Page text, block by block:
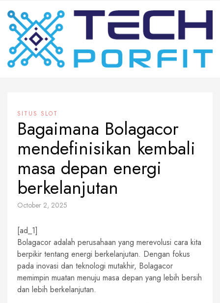
content
SITUS SLOT
Bagaimana Bolagacor
mendefinisikan kembali
masa depan energi
berkelanjutan
October 2, 2025
[ad_1]
Bolagacor adalah perusahaan yang merevolusi cara kita
berpikir tentang energi berkelanjutan. Dengan fokus
pada inovasi dan teknologi mutakhir, Bolagacor
memimpin muatan menuju masa depan yang lebih bersih
dan lebih berkelanjutan.